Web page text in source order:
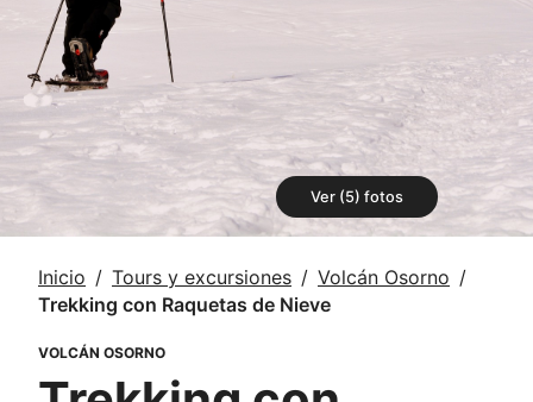
Ver (5) fotos
Inicio Tours y excursiones
Volcán Osorno
Trekking con Raquetas de Nieve
VOLCÁN OSORNO